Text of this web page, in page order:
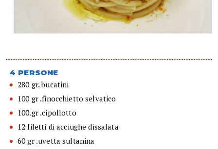
4 PERSONE
280 gr. bucatini
100 gr .finocchietto selvatico
100.gr .cipollotto
12 filetti di acciughe dissalata
60 gr .uvetta sultanina